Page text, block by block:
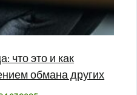
что это и как
обмана других